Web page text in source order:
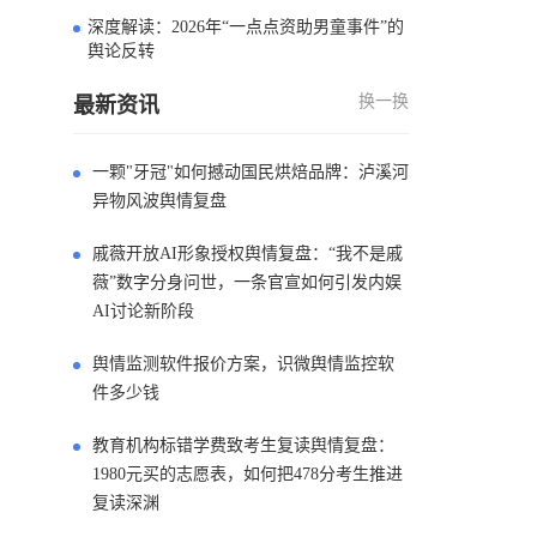
深度解读：2026年“一点点资助男童事件”的
舆论反转
最新资讯 换一换
一颗"牙冠"如何撼动国民烘焙品牌：泸溪河
异物风波舆情复盘
戚薇开放AI形象授权舆情复盘：“我不是戚
薇”数字分身问世，一条官宣如何引发内娱
AI讨论新阶段
舆情监测软件报价方案，识微舆情监控软
件多少钱
教育机构标错学费致考生复读舆情复盘：
1980元买的志愿表，如何把478分考生推进
复读深渊